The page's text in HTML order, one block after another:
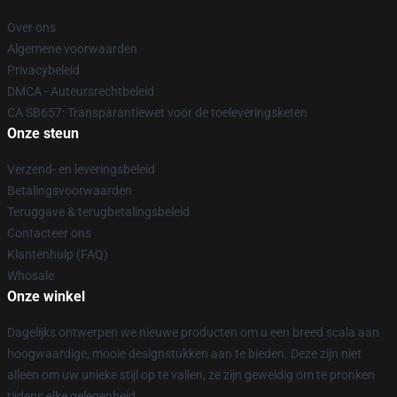
Over ons
Algemene voorwaarden
Privacybeleid
DMCA - Auteursrechtbeleid
CA SB657: Transparantiewet voor de toeleveringsketen
Onze steun
Verzend- en leveringsbeleid
Betalingsvoorwaarden
Teruggave & terugbetalingsbeleid
Contacteer ons
Klantenhulp (FAQ)
Whosale
Onze winkel
Dagelijks ontwerpen we nieuwe producten om u een breed scala aan
hoogwaardige, mooie designstukken aan te bieden. Deze zijn niet
alleen om uw unieke stijl op te vallen, ze zijn geweldig om te pronken